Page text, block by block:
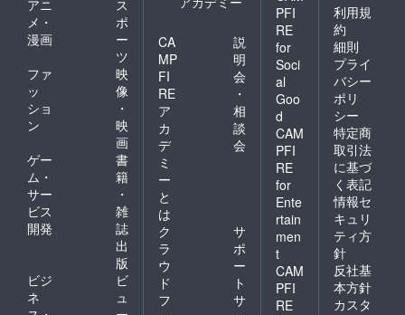
アニ
メ・
漫画
ス
ポ
ー
ツ
ファ
ッ
ショ
ン
映
像
・
映
画
ゲー
ム・
サー
ビス
開発
書
籍
・
雑
誌
出
版
ビジ
ネ
ビ
ュ
CA
MP
FI
RE
ア
カ
デ
ミ
ー
と
は
説
明
会
・
相
談
会
ク
ラ
ウ
ド
フ
サ
ポ
ー
ト
サ
PFI
RE
for
Soci
al
Goo
d
CAM
PFI
RE
for
Ente
rtain
men
t
CAM
PFI
RE
利用規
約
細則
プライ
バシー
ポリ
シー
特定商
取引法
に基づ
く表記
情報セ
キュリ
ティ方
針
反社基
本方針
カスタ